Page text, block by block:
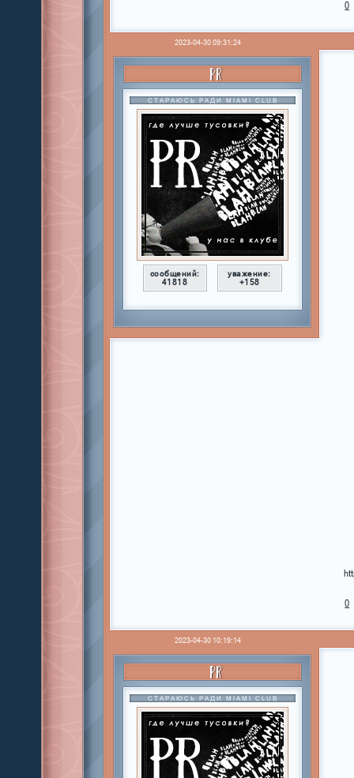
0
2023-04-30 09:31:24
PR
СТАРАЮСЬ РАДИ MIAMI CLUB
сообщений:
41818
уважение:
+158
0
2023-04-30 10:19:14
PR
СТАРАЮСЬ РАДИ MIAMI CLUB